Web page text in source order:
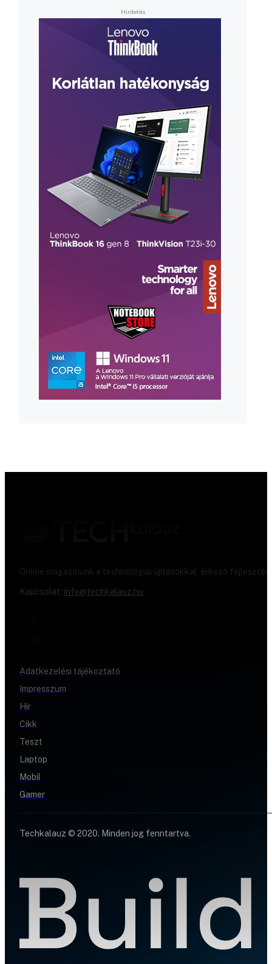
Online magazinunk a technológiai újításokkal, érkező
Kapcsolat: info@techkalauz.hu
Adatkezelési tájékoztató
Impresszum
Hír
Cikk
Teszt
Laptop
Mobil
Gamer
Techkalauz © 2020. Minden jog fenntartva.